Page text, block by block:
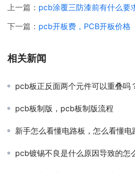
上一篇： pcb涂覆三防漆前有什么要求
下一篇： pcb开板费，PCB开板价格
相关新闻
pcb板正反面两个元件可以重叠吗
pcb板制版，pcb板制版流程
新手怎么看懂电路板，怎么看懂电
pcb镀锡不良是什么原因导致的怎